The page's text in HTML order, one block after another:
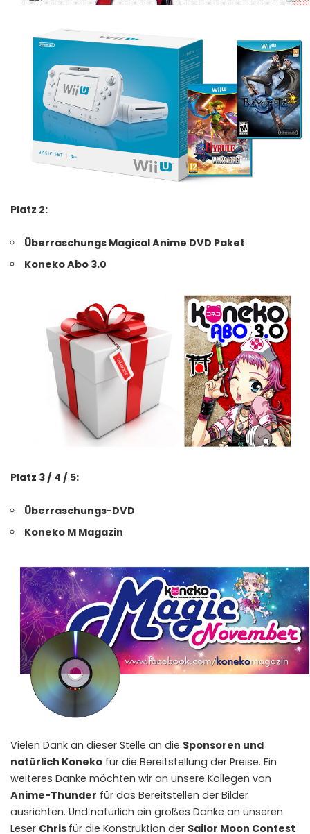
Platz 2:
Überraschungs Magical Anime DVD Paket
Koneko Abo 3.0
Platz 3 / 4 / 5:
Überraschungs-DVD
Koneko M Magazin
Vielen Dank an dieser Stelle an die Sponsoren und
natürlich Koneko für die Bereitstellung der Preise. Ein
weiteres Danke möchten wir an unsere Kollegen von
Anime-Thunder für das Bereitstellen der Bilder
ausrichten. Und natürlich ein großes Danke an unseren
Leser Chris für die Konstruktion der Sailor Moon Contest